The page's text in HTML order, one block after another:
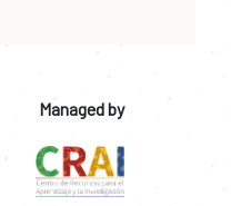
Managed by